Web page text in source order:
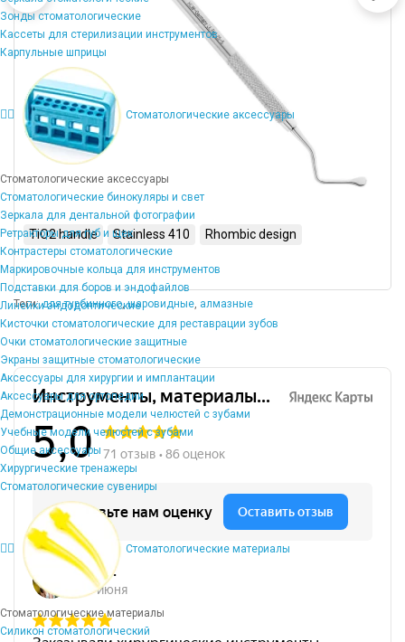
Зонды стоматологические
Кассеты для стерилизации инструментов
Карпульные шприцы
Стоматологические аксессуары
Стоматологические аксессуары
Стоматологические бинокуляры и свет
Зеркала для дентальной фотографии
Ретракторы для губ и щек
Контрастеры стоматологические
Маркировочные кольца для инструментов
Подставки для боров и эндофайлов
Линейки эндодонтические
Кисточки стоматологические для реставрации зубов
Очки стоматологические защитные
Экраны защитные стоматологические
Аксессуары для хирургии и имплантации
Аксессуары для ортопедии
Демонстрационные модели челюстей с зубами
Учебные модели челюстей с зубами
Общие аксессуары
Хирургические тренажеры
Стоматологические сувениры
Стоматологические материалы
Стоматологические материалы
Силикон стоматологический
TiO2 handle Stainless 410 Rhombic design
Теги:для турбинного,шаровидные, алмазные